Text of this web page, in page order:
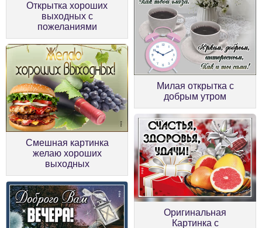
Открытка хороших
выходных с
пожеланиями
Милая открытка с
добрым утром
Смешная картинка
желаю хороших
выходных
Оригинальная
Картинка с